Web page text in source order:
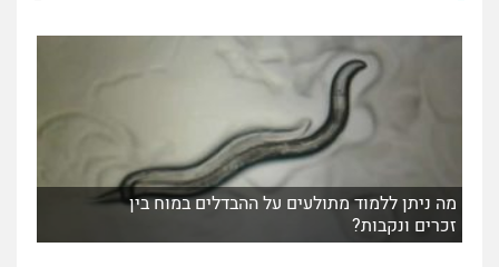
מה ניתן ללמוד מתולעים על ההבדלים במוח בין
זכרים ונקבות?